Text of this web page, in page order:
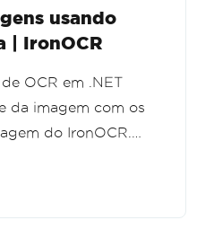
usando
| IronOCR
OCR em .NET
da imagem com os
do IronOCR.